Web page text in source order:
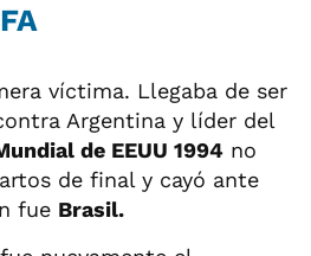
víctima. Llegaba de ser
Argentina y líder del
de EEUU 1994 no
de final y cayó ante
fue Brasil.